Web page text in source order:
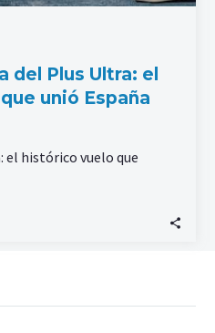
del Plus Ultra: el
unió España
el histórico vuelo que